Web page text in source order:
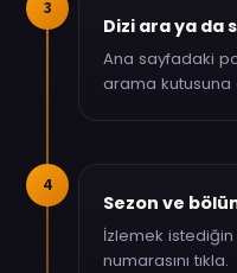
3
Dizi ara ya da
Ana sayfadaki
arama kutusuna
4
Sezon ve
İzlemek
numarasını tıkla.